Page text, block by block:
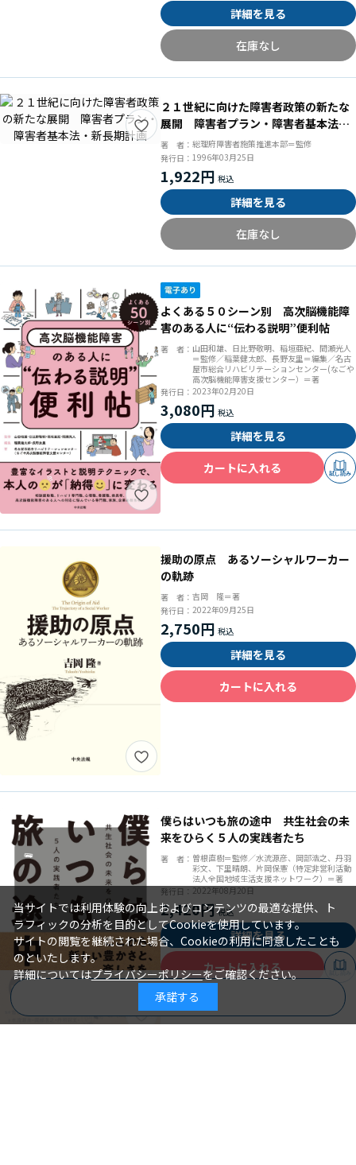
商品を絞り込む
詳細を見る
在庫なし
２１世紀に向けた障害者政策の新たな
展開 障害者プラン・障害者基本法・
新長期計画
著 者： 総理府障害者施策推進本部＝監修
発行日： 1996年03月25日
1,922円
詳細を見る
在庫なし
よくある５０シーン別 高次脳機能障
害のある人に“伝わる説明”便利帖
著 者： 山田和雄、日比野敬明、稲垣亜紀、間瀬光人
＝監修／稲葉健太郎、長野友里＝編集／名古
屋市総合リハビリテーションセンター(なごや
高次脳機能障害支援センター）＝著
発行日： 2023年02月20日
3,080円
詳細を見る
カートに入れる
試し読み
援助の原点 あるソーシャルワーカー
の軌跡
著 者： 吉岡 隆＝著
発行日： 2022年09月25日
2,750円
詳細を見る
カートに入れる
僕らはいつも旅の途中 共生社会の未
来をひらく５人の実践者たち
著 者： 曽根直樹＝監修／水流源彦、岡部浩之、丹羽
彩文、下里晴朗、片岡保憲（特定非営利活動
法人全国地域生活支援ネットワーク）＝著
発行日： 2022年08月20日
2,420円
詳細を見る
カートに入れる
試し読み
当サイトでは利用体験の向上およびコンテンツの最適な提供、ト
ラフィックの分析を目的としてCookieを使用しています。
サイトの閲覧を継続された場合、Cookieの利用に同意したことも
のといたします。
詳細についてはプライバシーポリシーをご確認ください。
承諾する